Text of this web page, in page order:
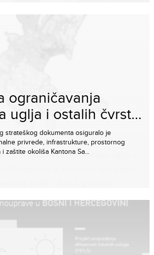
ograničavanja
uglja i ostalih čvrst...
strateškog dokumenta osiguralo je
privrede, infrastrukture, prostornog
zaštite okoliša Kantona Sa...